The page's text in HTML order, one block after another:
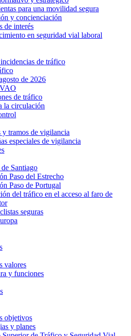
para una movilidad segura
y concienciación
de interés
en seguridad vial laboral
de tráfico
de 2026
de tráfico
la circulación
y tramos de vigilancia
especiales de vigilancia
Santiago
Paso del Estrecho
Paso de Portugal
del tráfico en el acceso al faro de
seguras
valores
y funciones
objetivos
y planes